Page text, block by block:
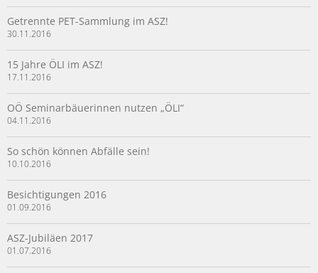
Getrennte PET-Sammlung im ASZ!
30.11.2016
15 Jahre ÖLI im ASZ!
17.11.2016
OÖ Seminarbäuerinnen nutzen „ÖLI“
04.11.2016
So schön können Abfälle sein!
10.10.2016
Besichtigungen 2016
01.09.2016
ASZ-Jubiläen 2017
01.07.2016